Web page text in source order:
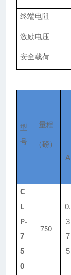
终端电阻
激励电压
安全载荷
型
号
量程
（磅）
A
C
L
P-
7
5
0
750
0.
3
7
5